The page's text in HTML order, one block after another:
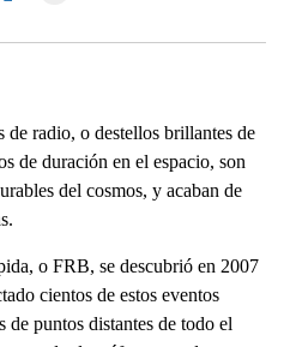
radio, o destellos brillantes de
de duración en el espacio, son
del cosmos, y acaban de
o FRB, se descubrió en 2007
cientos de estos eventos
de puntos distantes de todo el